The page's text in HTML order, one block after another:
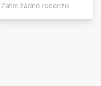
Zatím žádné recenze